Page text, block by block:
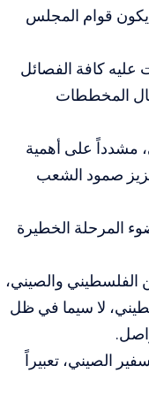
الوطني لعام 2018، القاضية بأن يكون قوام المجلس
عليه كافة الفصائل
المخططات
مشدداً على أهمية
صمود الشعب
المرحلة الخطيرة
الفلسطيني والصيني،
لا سيما في ظل
الصيني، تعبيراً